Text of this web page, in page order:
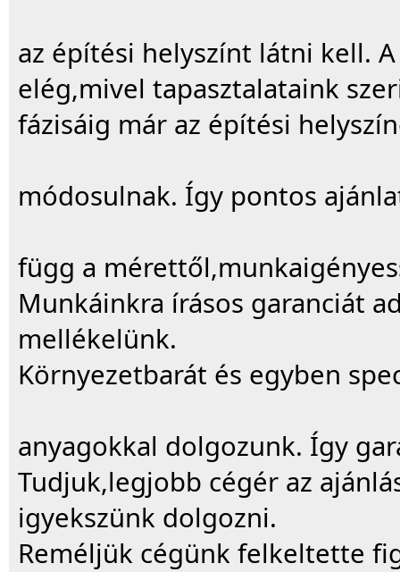
az építési helyszínt látni kell.
elég,mivel tapasztalataink
fázisáig már az építési
módosulnak. Így pontos
függ a
Munkáinkra írásos garanciát
mellékelünk.
Környezetbarát és egyben
anyagokkal dolgozunk. Így
Tudjuk,legjobb cégér az
igyekszünk dolgozni.
Reméljük cégünk felkeltette